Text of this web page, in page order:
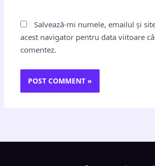
Salvează-mi numele, emailul și
acest navigator pentru data viitoare
comentez.